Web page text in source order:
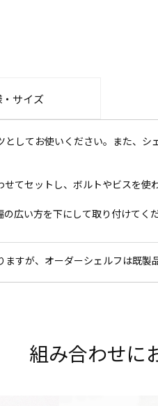
サイズ
してお使いください。また、
てセットし、ボルトやビスを使
広い方を下にして取り付けてくだ
すが、オーダーシェルフは既製
組み合わせに